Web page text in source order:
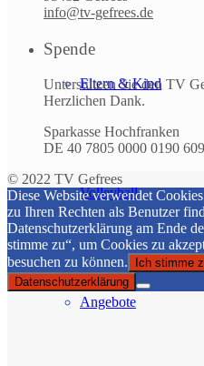
Eltern & Kind
Volleyball
Angebote
info@tv-gefrees.de
Spende
Unterstützen Sie den TV
Herzlichen Dank.
Sparkasse Hochfranken
DE 40 7805 0000 0190
© 2022 TV Gefrees
Diese Website verwendet
zu Ihren Rechten als Benutzer
Datenschutzerklärung am Ende
stimme zu“, um Cookies zu
besuchen zu können.
Ich stimme
Datenschutzerklärung